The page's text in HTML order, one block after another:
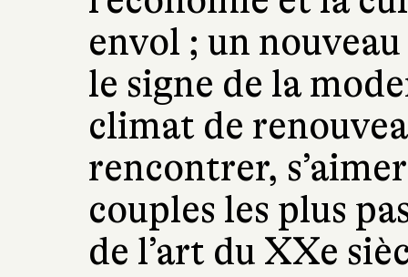
envol ; un
le signe de la
climat de
rencontrer,
couples les plus
de l’art du XXe